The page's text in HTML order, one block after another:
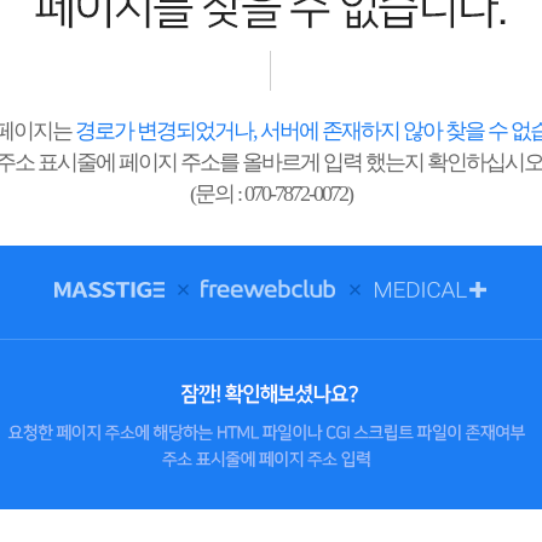
이지는경로가 변경되었거나, 서버에 존재하지 않아 찾을 수 없
소 표시줄에 페이지 주소를 올바르게 입력 했는지 확인하십시
(문의 : 070-7872-0072)